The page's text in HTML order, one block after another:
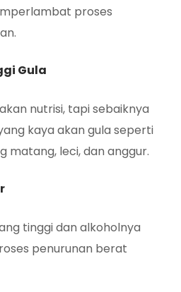
proses
Gula
nutrisi, tapi sebaiknya
kaya akan gula seperti
matang, leci, dan anggur.
tinggi dan alkoholnya
penurunan berat